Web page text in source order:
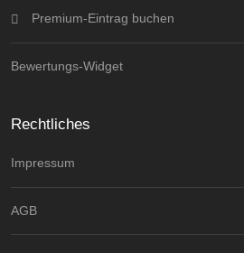
Premium-Eintrag buchen
Bewertungs-Widget
Rechtliches
Impressum
AGB